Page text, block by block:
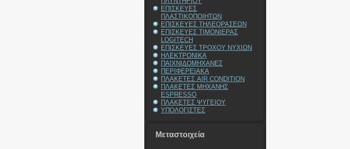
ΕΠΙΣΚΕΥΕΣ
ΠΛΑΣΤΙΚΟΠΟΙΗΤΩΝ
ΕΠΙΣΚΕΥΕΣ ΤΗΛΕΟΡΑΣΕΩΝ
ΕΠΙΣΚΕΥΕΣ ΤΙΜΟΝΙΕΡΑΣ
LOGITECH
ΕΠΙΣΚΕΥΕΣ ΤΡΟΧΟΥ ΝΥΧΙΩΝ
ΗΛΕΚΤΡΟΝΙΚΑ
ΠΑΙΧΝΙΔΟΜΗΧΑΝΕΣ
ΠΕΡΙΦΕΡΕΙΑΚΑ
ΠΛΑΚΕΤΕΣ AIR CONDITION
ΠΛΑΚΕΤΕΣ ΜΗΧΑΝΗΣ
ESPRESSO
ΠΛΑΚΕΤΕΣ ΨΥΓΕΙΟΥ
ΥΠΟΛΟΓΙΣΤΕΣ
Μεταστοιχεία